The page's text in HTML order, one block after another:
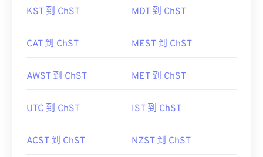
KST 到 ChST MDT 到 ChST
CAT 到 ChST MEST 到 ChST
AWST 到 ChST MET 到 ChST
UTC 到 ChST IST 到 ChST
ACST 到 ChST NZST 到 ChST